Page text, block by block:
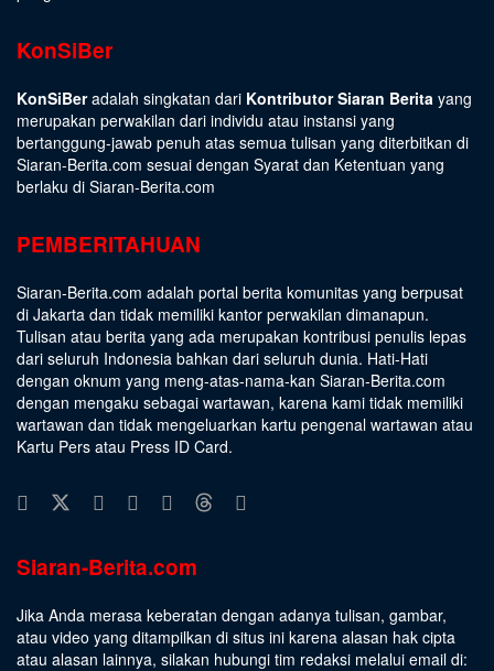
KonSiBer
KonSiBeradalah singkatan dari Kontributor Siaran Berita yang
merupakan perwakilan dari individu atau instansi yang
bertanggung-jawab penuh atas semua tulisan yang diterbitkan di
Siaran-Berita.com sesuai dengan Syarat dan Ketentuan yang
berlaku di Siaran-Berita.com
PEMBERITAHUAN
Siaran-Berita.com adalah portal berita komunitas yang berpusat
di Jakarta dan tidak memiliki kantor perwakilan dimanapun.
Tulisan atau berita yang ada merupakan kontribusi penulis lepas
dari seluruh Indonesia bahkan dari seluruh dunia. Hati-Hati
dengan oknum yang meng-atas-nama-kan Siaran-Berita.com
dengan mengaku sebagai wartawan, karena kami tidak memiliki
wartawan dan tidak mengeluarkan kartu pengenal wartawan atau
Kartu Pers atau Press ID Card.
Siaran-Berita.com
Jika Anda merasa keberatan dengan adanya tulisan, gambar,
atau video yang ditampilkan di situs ini karena alasan hak cipta
atau alasan lainnya, silakan hubungi tim redaksi melalui email di: